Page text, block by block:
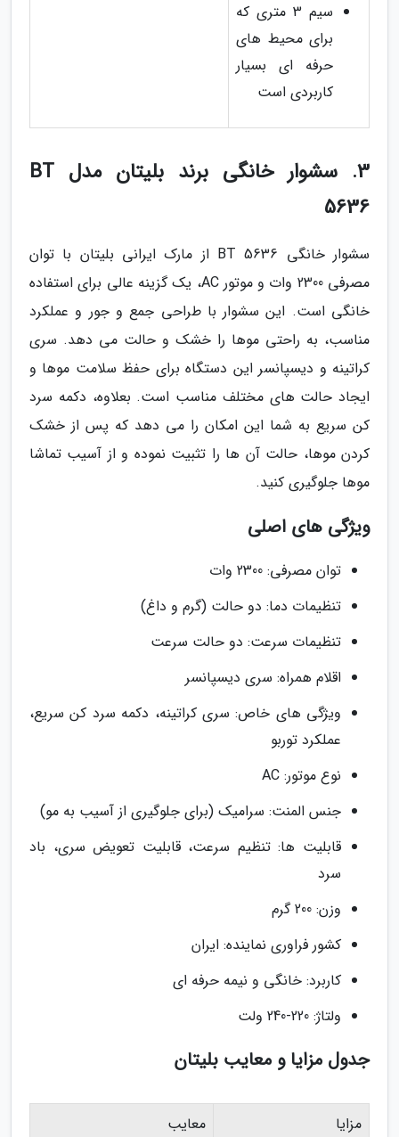
سیم 3 متری که
برای محیط های
حرفه ای بسیار
کاربردی است
3. سشوار خانگی برند بلیتان مدل BT
5636
سشوار خانگی BT 5636 از مارک ایرانی بلیتان با توان
مصرفی 2300 وات و موتور AC، یک گزینه عالی برای استفاده
خانگی است. این سشوار با طراحی جمع و جور و عملکرد
مناسب، به راحتی موها را خشک و حالت می دهد. سری
کراتینه و دیسپانسر این دستگاه برای حفظ سلامت موها و
ایجاد حالت های مختلف مناسب است. بعلاوه، دکمه سرد
کن سریع به شما این امکان را می دهد که پس از خشک
کردن موها، حالت آن ها را تثبیت نموده و از آسیب تماشا
موها جلوگیری کنید.
ویژگی های اصلی
توان مصرفی: 2300 وات
تنظیمات دما: دو حالت (گرم و داغ)
تنظیمات سرعت: دو حالت سرعت
اقلام همراه: سری دیسپانسر
ویژگی های خاص: سری کراتینه، دکمه سرد کن سریع،
عملکرد توربو
نوع موتور: AC
جنس المنت: سرامیک (برای جلوگیری از آسیب به مو)
قابلیت ها: تنظیم سرعت، قابلیت تعویض سری، باد
سرد
وزن: 200 گرم
کشور فراوری نماینده: ایران
کاربرد: خانگی و نیمه حرفه ای
ولتاژ: 220-240 ولت
جدول مزایا و معایب بلیتان
مزایا
معایب